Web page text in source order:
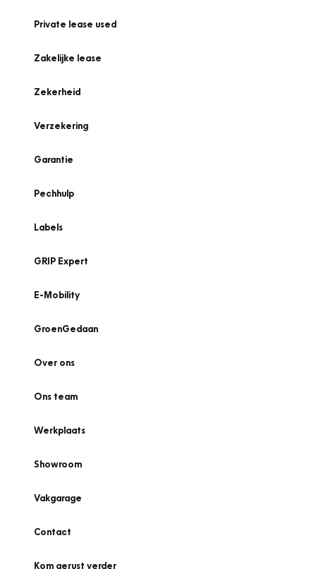
Private lease used
Zakelijke lease
Zekerheid
Verzekering
Garantie
Pechhulp
Labels
GRIP Expert
E-Mobility
GroenGedaan
Over ons
Ons team
Werkplaats
Showroom
Vakgarage
Contact
Kom gerust verder